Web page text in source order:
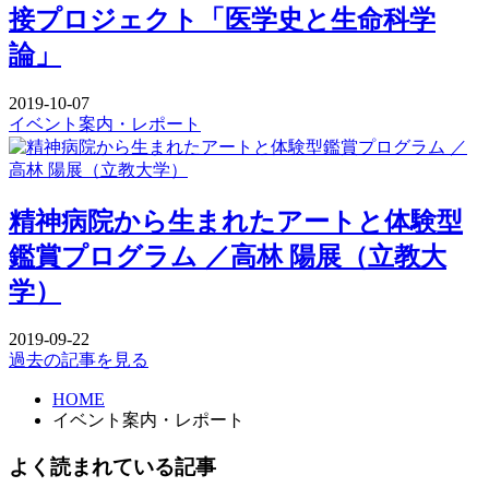
接プロジェクト「医学史と生命科学
論」
2019-10-07
イベント案内・レポート
精神病院から生まれたアートと体験型
鑑賞プログラム ／高林 陽展（立教大
学）
2019-09-22
過去の記事を見る
HOME
イベント案内・レポート
よく読まれている記事